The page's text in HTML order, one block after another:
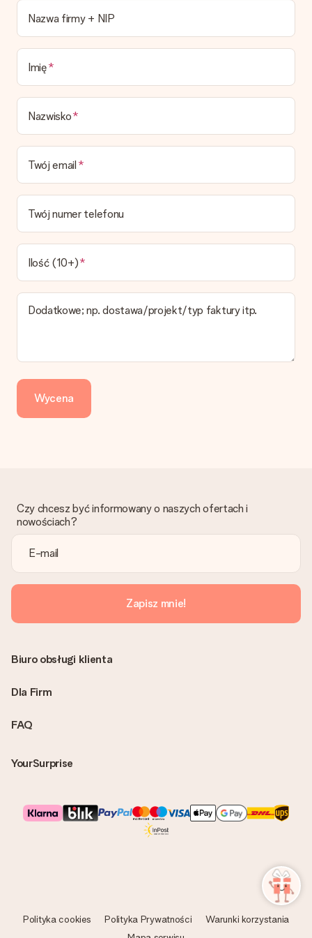
Obecnie nie mamy (jeszcze) usługi pakowania prezentów do
owijania prezentów. Dostarczamy nasze prezenty w fajnym
pudełku, ewentualnie możesz dokupić kopertę lub pudełko
prezentowe.
Czas dostawy, opcje dostawy oraz koszty
dostawy
stronie produktu pokazujemy najbardziej prawdopodobną
datę doręczenia w momencie składania zamówienia.
Jaki jest czas dostawy i kiedy otrzymam mój prezent?
Przewidywany czas dostawy można znaleźć na stronie
produktu.
Jakie opcje dostawy mogę wybrać?
W koszyku zamówień mamy kilka opcji dostawy. Termin
pokazany na stronie produktu odnosi się do najtańszej i
najwolniejszej formy wysyłki.
Zapłata
Dotpay, karta kredytowa, lub przelew bankowy. W przypadku
dni przedłużenia dostawy - kwota musi zostać zaksięgowana,
aby zamówienie trafiło do produkcji. Robiąc przelew, należy
wybrać Przelew Krajowy Europejski.
Czy faktura jest wysyłana razem z zamówieniem?
Żaden rachunek lub faktura nie jest wysyłany z zamówieniem.
Możesz ją również znaleźć na koncie MySurprise. Dzięki temu
możesz wysłać prezent bezpośrednio do odbiorcy, co będzie
prawdziwą niespodzianką!
Nazwa firmy + NIP
Imię
Nazwisko
Twój email
Twój numer telefonu
Ilość (10+)
Dodatkowe; np. dostawa/projekt/typ faktury itp.
Wycena
Czy chcesz być informowany o naszych ofertach i
nowościach?
Zapisz mnie!
FAQ
YourSurprise
Biuro obsługi klienta
Dla Firm
Polityka cookies Polityka Prywatności
Warunki korzystania